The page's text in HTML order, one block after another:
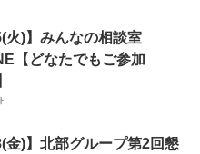
火)】みんなの相談室
【どなたでもご参加
金)】北部グループ第2回懇